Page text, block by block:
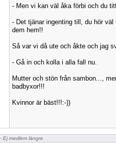
- Men vi kan väl åka förbi och du
- Det tjänar ingenting till, du hör
dem hem!!
Så var vi då ute och åkte och jag
- Gå in och kolla i alla fall nu.
Mutter och stön från sambon...,
badbyxor!!!
Kvinnor är bäst!!!:-))
- Ej medlem längre